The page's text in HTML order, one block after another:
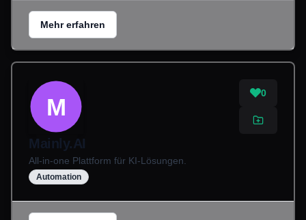
Mehr erfahren
M
0
Mainly.AI
All-in-one Plattform für KI-Lösungen.
Automation